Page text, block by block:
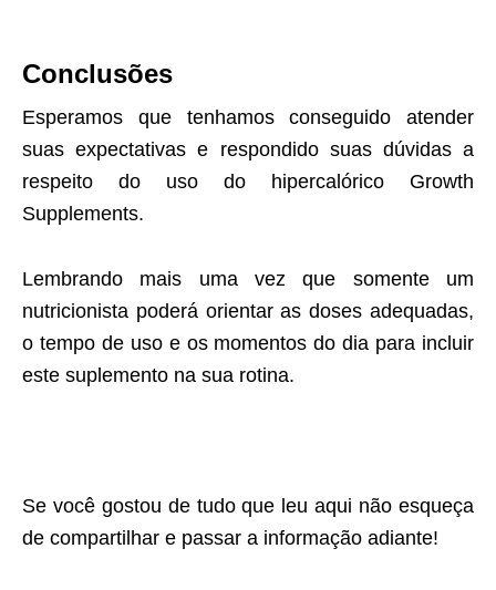
Conclusões
Esperamos que tenhamos conseguido atender
suas expectativas e respondido suas dúvidas a
respeito do uso do hipercalórico Growth
Supplements.
Lembrando mais uma vez que somente um
nutricionista poderá orientar as doses adequadas,
o tempo de uso e os momentos do dia para incluir
este suplemento na sua rotina.
Se você gostou de tudo que leu aqui não esqueça
de compartilhar e passar a informação adiante!